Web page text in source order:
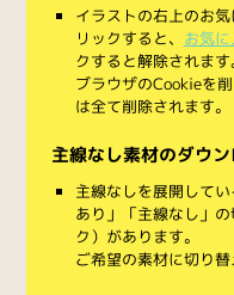
イラストの右上のお
リックすると、 お気
クすると解除されます
ブラウザのCookieを
は全て削除されます。
主線なし素材のダウ
主線なしを展開して
あり」「主線なし」
ク）があります。
ご希望の素材に切り